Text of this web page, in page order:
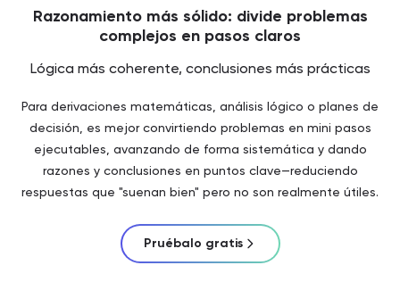
Razonamiento más sólido: divide problemas
complejos en pasos claros
Lógica más coherente, conclusiones más prácticas
Para derivaciones matemáticas, análisis lógico o planes de
decisión, es mejor convirtiendo problemas en mini pasos
ejecutables, avanzando de forma sistemática y dando
razones y conclusiones en puntos clave—reduciendo
respuestas que "suenan bien" pero no son realmente útiles.
Pruébalo gratis